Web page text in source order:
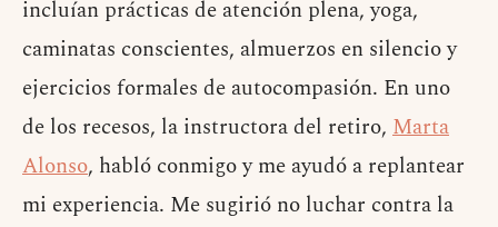
incluían prácticas de atención plena, yoga,
caminatas conscientes, almuerzos en silencio y
ejercicios formales de autocompasión. En uno
de los recesos, la instructora del retiro, Marta
Alonso, habló conmigo y me ayudó a replantear
mi experiencia. Me sugirió no luchar contra la